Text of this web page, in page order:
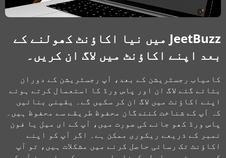
JeetBuzz میں نیا اکاؤنٹ کھولنے کے
بعد اپنے اکاؤنٹ میں لاگ ان کریں۔
کامیاب رجسٹریشن کے بعد، آپ رجسٹریشن کے دوران
بتائے گئے لاگ ان اور پاس ورڈ کا استعمال کرتے ہوئے
اپنے اکاؤنٹ میں لاگ ان کر سکیں گے۔ یقینی بنائیں
کہ آپ کے شناخت کنندگان محفوظ طریقے سے محفوظ ہیں۔
پاس ورڈ کھو جانے کی صورت میں، آپ کے ای میل یا فون
نمبر کے ذریعے ریکوری ممکن ہے۔ اگر آپ کو اپنے
اکاؤنٹ تک رسائی حاصل کرنے میں مشکلات ہیں، تو آپ